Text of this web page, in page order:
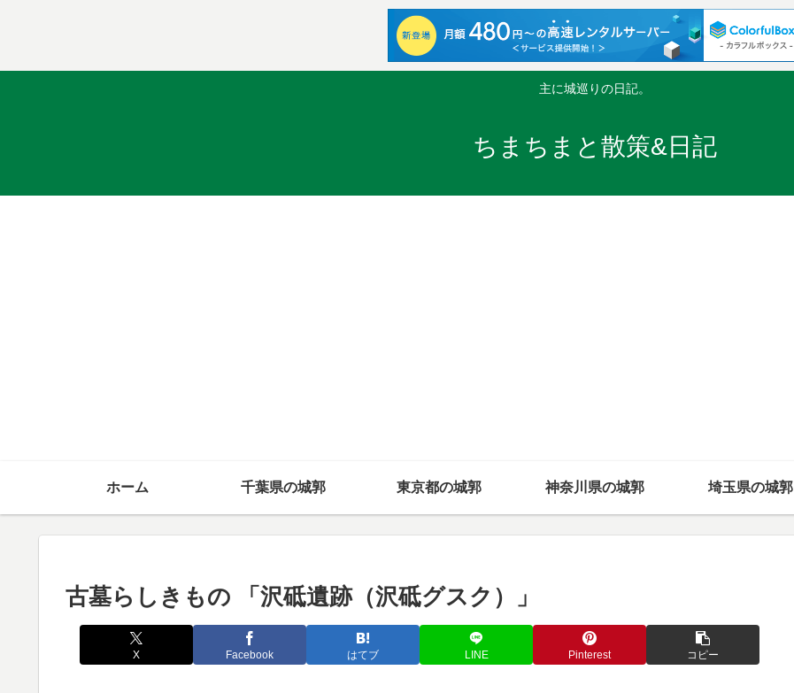
主に城巡りの日記。
ちまちまと散策&日記
ホーム 千葉県の城郭 東京都の城郭 神奈川県の城郭 埼玉県の城郭
古墓らしきもの 「沢砥遺跡（沢砥グスク）」
X Facebook はてブ LINE Pinterest コピー